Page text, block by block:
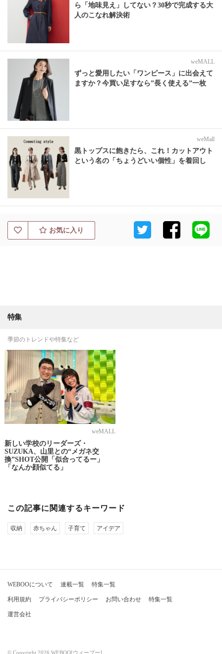
ら「地味見え」してない？30秒で完成する大
人のこなれ解決術
weMALL
ずっと愛用したい「ワンピース」に出会えて
ますか？今買い足すなら”長く使える”一枚
weMall
黒トップスに飽きたら、これ！カットアウト
という名の「ちょうどいい個性」を着回し
お気に入り
特集
季節のトレンドや特集など
weMALL
新しい学校のリーダーズ・
SUZUKA、山里との“メガネ交
換”SHOT公開「似合ってるー」
「なんか顔似てる」
この記事に関連するキーワード
収納 赤ちゃん 子育て アイデア
WEBOOについて 連載一覧 特集一覧
利用規約 プライバシーポリシー お問い合わせ 特集一覧
運営会社
© Copyright 2026 WEBOO[ウィーブー]